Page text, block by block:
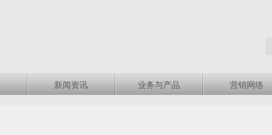
新闻资讯 业务与产品 营销网络